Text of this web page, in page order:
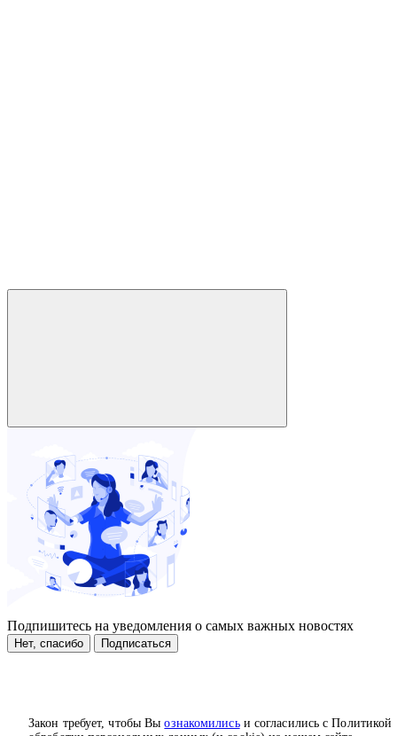
Закон требует, чтобы Выознакомилисьи согласились с Политикой
Подпишитесь на уведомления о самых важных новостях
Нет, спасибо Подписаться